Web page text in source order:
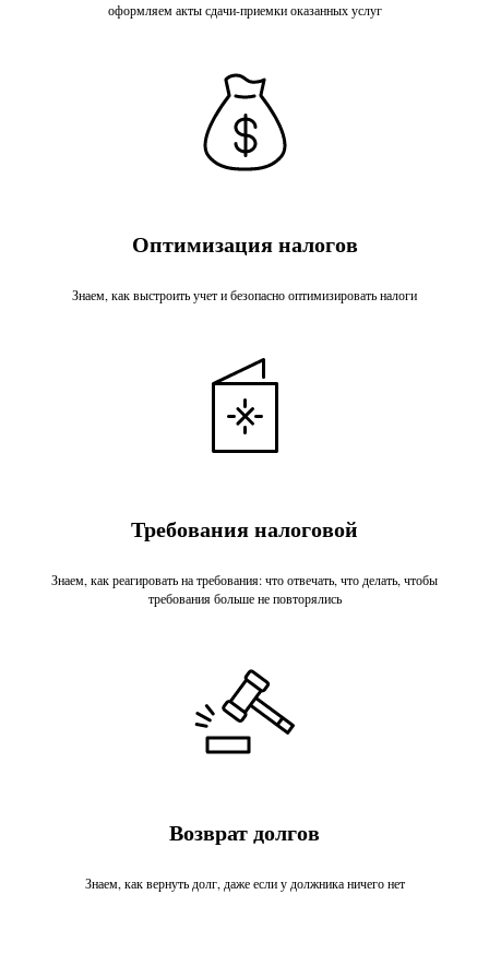
оформляем акты сдачи-приемки оказанных услуг
Оптимизация налогов
Знаем, как выстроить учет и безопасно оптимизировать налоги
Требования налоговой
Знаем, как реагировать на требования: что отвечать, что делать, чтобы
требования больше не повторялись
Возврат долгов
Знаем, как вернуть долг, даже если у должника ничего нет